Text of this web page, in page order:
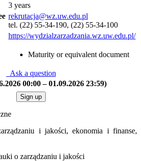
3 years
rekrutacja@wz.uw.edu.pl
tel. (22) 55-34-190, (22) 55-34-100
https://wydzialzarzadzania.wz.uw.edu.pl/
Maturity or equivalent document
Ask a question
00:00 – 01.09.2026 23:59)
Sign up
i jakości, ekonomia i finanse,
o zarządzaniu i jakości